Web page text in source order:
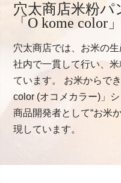
穴太商店米粉パ
「O kome color」
穴太商店では、お米の
社内で一貫して行い、
ています。 お米からで
color (オコメカラー)」
商品開発者として“お米
現しています。